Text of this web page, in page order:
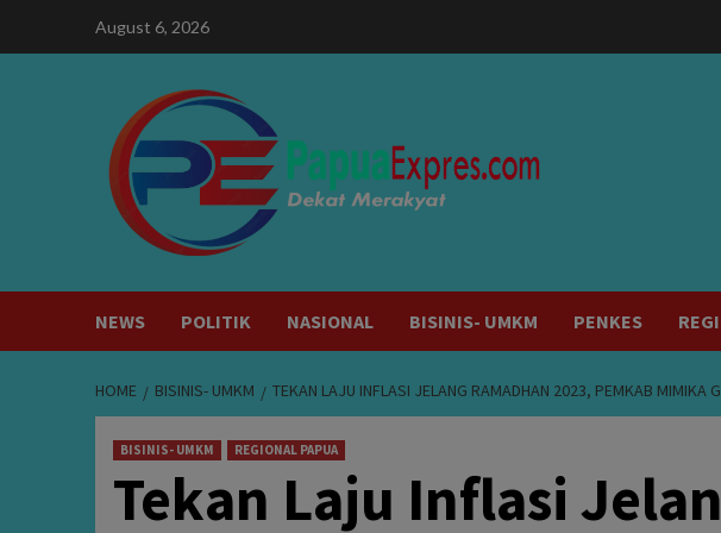
August 6, 2026
NEWS POLITIK NASIONAL BISINIS- UMKM PENKES
HOME BISINIS- UMKM TEKAN LAJU INFLASI JELANG RAMADHAN 2023, PEMKAB MIMIKA
BISINIS- UMKM REGIONAL PAPUA
Tekan Laju Inflasi